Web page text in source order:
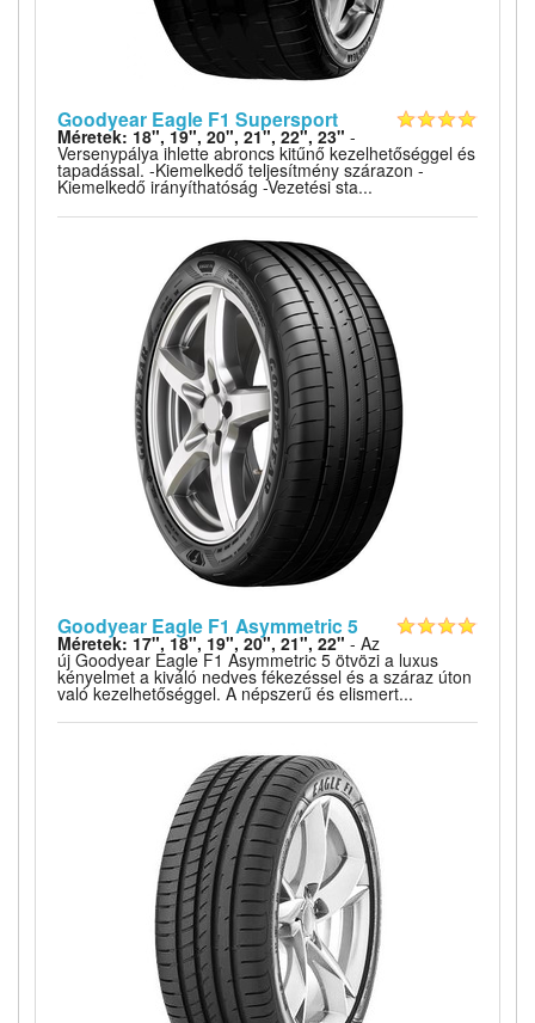
Goodyear Eagle F1 Supersport
Méretek: 18", 19", 20", 21", 22", 23" -
Versenypálya ihlette abroncs kitűnő kezelhetőséggel és
tapadással. -Kiemelkedő teljesítmény szárazon -
Kiemelkedő irányíthatóság -Vezetési sta...
Goodyear Eagle F1 Asymmetric 5
Méretek: 17", 18", 19", 20", 21", 22" - Az
új Goodyear Eagle F1 Asymmetric 5 ötvözi a luxus
kényelmet a kiváló nedves fékezéssel és a száraz úton
való kezelhetőséggel. A népszerű és elismert...